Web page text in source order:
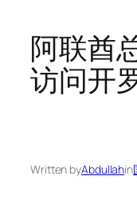
阿联酋
访问开
Written byAbdullahin